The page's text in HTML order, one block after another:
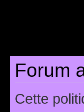
Forum
Cette